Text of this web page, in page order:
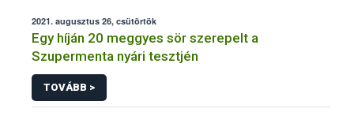
2021. augusztus 26, csütörtök
Egy híján 20 meggyes sör szerepelt a
Szupermenta nyári tesztjén
TOVÁBB >